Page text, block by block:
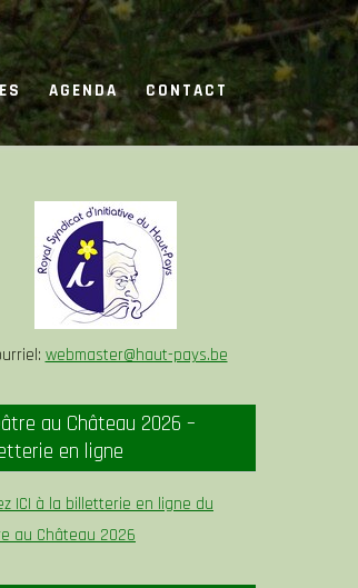
AGENDA CONTACT
webmaster@haut-pays.be
au Château 2026 –
en ligne
ICI à la billetterie en ligne du
au Château 2026